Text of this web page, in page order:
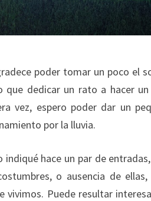
poder tomar un poco el
que dedicar un rato a hacer
vez, espero poder dar un
por la lluvia.
indiqué hace un par de
o ausencia de
vivimos. Puede resultar